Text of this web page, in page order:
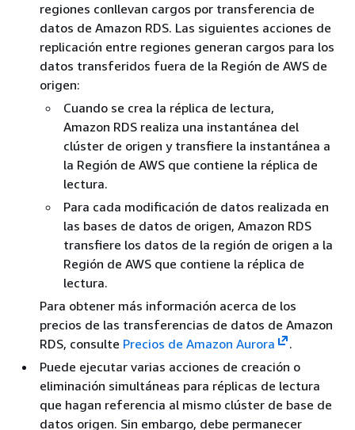
regiones conllevan cargos por transferencia de
datos de Amazon RDS. Las siguientes acciones de
replicación entre regiones generan cargos para los
datos transferidos fuera de la Región de AWS de
origen:
Cuando se crea la réplica de lectura,
Amazon RDS realiza una instantánea del
clúster de origen y transfiere la instantánea a
la Región de AWS que contiene la réplica de
lectura.
Para cada modificación de datos realizada en
las bases de datos de origen, Amazon RDS
transfiere los datos de la región de origen a la
Región de AWS que contiene la réplica de
lectura.
Para obtener más información acerca de los
precios de las transferencias de datos de Amazon
RDS, consulte Precios de Amazon Aurora
.
Puede ejecutar varias acciones de creación o
eliminación simultáneas para réplicas de lectura
que hagan referencia al mismo clúster de base de
datos origen. Sin embargo, debe permanecer